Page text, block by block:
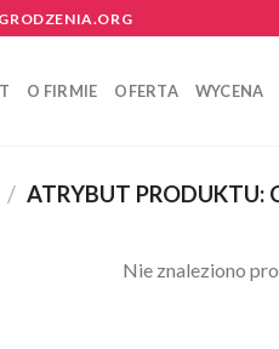
O FIRMIE OFERTA WYCENA
/ ATRYBUT PRODUKTU:
Nie znaleziono